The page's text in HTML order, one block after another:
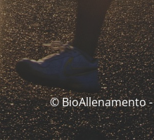
© BioAllenamento